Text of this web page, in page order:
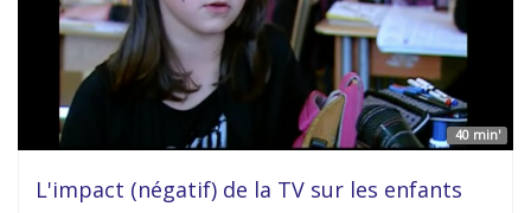
40 min'
L'impact (négatif) de la TV sur les enfants